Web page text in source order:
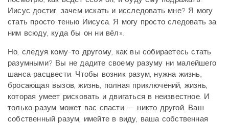
Иисус достиг, зачем искать и исследовать мне? Я могу
стать просто тенью Иисуса. Я могу просто следовать за
ним всюду, куда бы он ни вёл».
Но, следуя кому-то другому, как вы собираетесь стать
разумными? Вы не дадите своему разуму ни малейшего
шанса расцвести. Чтобы возник разум, нужна жизнь,
бросающая вызов, жизнь, полная приключений, жизнь,
которая умеет рисковать и двигаться в неизвестное. И
только разум может вас спасти — никто другой. Ваш
собственный разум, имейте в виду, ваша собственная